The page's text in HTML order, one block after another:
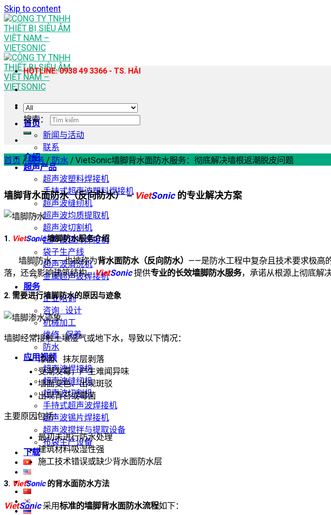
Skip to content
首页
新闻与活动
联系
介绍
超声产品
超声波塑料焊接机
手持式超声波塑料焊接机
超声波缝纫机
超声波均质提取机
超声波切割机
超声波锡片焊接机
袋子生产线
超声波清洗机
金属超声波焊接机
服务
企业培训
咨询 · 设计
机械加工
维修 · 保养
防水
应用视频
超声波焊接机
超声波缝纫机
超声波切割机
手持式超声波焊接机
超声波锡片焊接机
超声波搅拌与提取设备
布袋生产设备
下载
HOTLINE: 0938 49 3366 - TS. HẢI
搜索：
首页 / 服务 / 防水 / VietSonic墙脚背水面防水服务：彻底解决墙根返潮脱皮问题
墙脚背水面防水（反向防水） – VietSonic的专业解决方案
1. VietSonic墙脚防水服务介绍
墙脚防水——也被称为背水面防水（反向防水） ——是防水工程中复杂且技术要求极高
落，还会影响建筑结构。VietSonic提供专业的长效墙脚防水服务，承诺从根源上彻底解
2. 需要进行墙脚防水的原因与迹象
墙脚经常接触土壤湿气或地下水，导致以下情况：
漆面、抹灰层剥落
受潮发霉，产生难闻异味
墙面变色、出现斑驳
出现青苔或霉菌
主要原因包括：
最初未进行防水处理
建筑材料吸湿性强
施工技术错误或缺少背水面防水层
3. VietSonic的背水面防水方法
VietSonic采用标准的墙脚背水面防水流程如下：